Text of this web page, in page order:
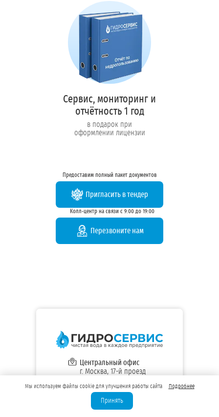
Сервис, мониторинг и
отчётность 1 год
в подарок при
оформлении лицензии
Предоставим полный пакет документов
Пригласить в тендер
Колл-центр на связи с 9:00 до 19:00
Перезвоните нам
Центральный офис
г. Москва, 17-й проезд
д. 4, корп. 1, эт. 7, оф. 717
8 (800) 533-86-03
Мы используем файлы cookie для улучшения работы сайта Подробнее
Принять